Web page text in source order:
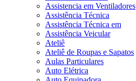
Assistencia em Ventiladores
Assistência Técnica
Assistência Técnica em
Assistência Veicular
Ateliê
Ateliê de Roupas e Sapatos
Aulas Particulares
Auto Elétrica